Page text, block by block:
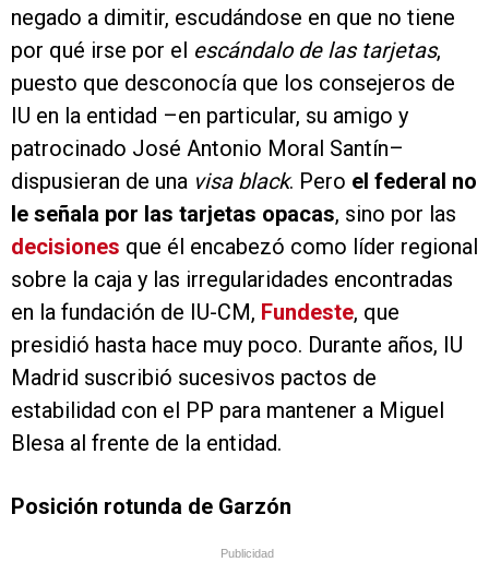
negado a dimitir, escudándose en que no tiene
por qué irse por el escándalo de las tarjetas,
puesto que desconocía que los consejeros de
IU en la entidad –en particular, su amigo y
patrocinado José Antonio Moral Santín–
dispusieran de una visa black. Pero el federal no
le señala por las tarjetas opacas, sino por las
decisiones que él encabezó como líder regional
sobre la caja y las irregularidades encontradas
en la fundación de IU-CM, Fundeste, que
presidió hasta hace muy poco. Durante años, IU
Madrid suscribió sucesivos pactos de
estabilidad con el PP para mantener a Miguel
Blesa al frente de la entidad.
Posición rotunda de Garzón
Publicidad